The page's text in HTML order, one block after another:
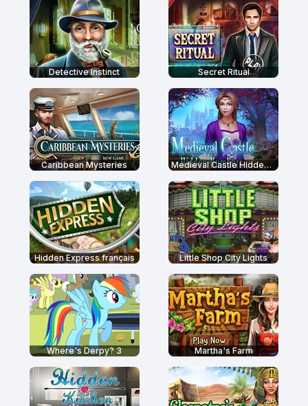
Detective Instinct Secret Ritual
Caribbean Mysteries Medieval Castle Hidden Numbers
Hidden Express français Little Shop City Lights
Where's Derpy? 3 Martha's Farm